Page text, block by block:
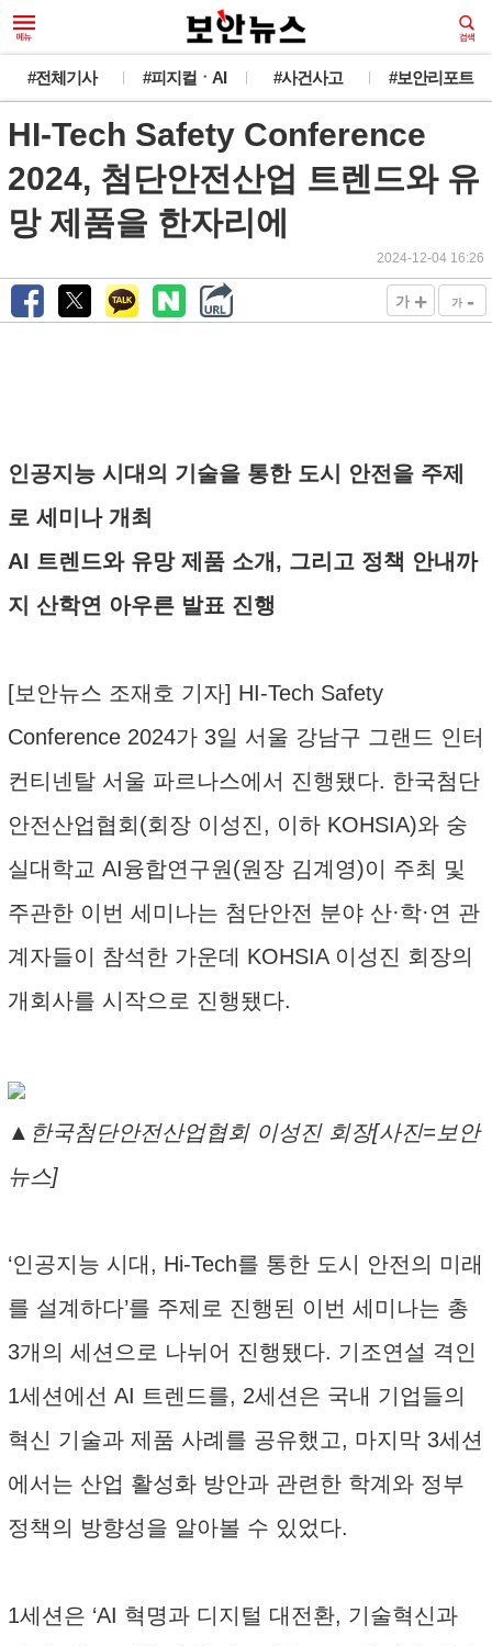
#전체기사 #피지컬ㆍAI #사건사고 #보안리포트
HI-Tech Safety Conference
2024, 첨단안전산업 트렌드와 유
망 제품을 한자리에
2024-12-04 16:26
가 + 가 -
인공지능 시대의 기술을 통한 도시 안전을 주제
로 세미나 개최
AI 트렌드와 유망 제품 소개, 그리고 정책 안내까
지 산학연 아우른 발표 진행
[보안뉴스 조재호 기자] HI-Tech Safety
Conference 2024가 3일 서울 강남구 그랜드 인터
컨티넨탈 서울 파르나스에서 진행됐다. 한국첨단
안전산업협회(회장 이성진, 이하 KOHSIA)와 숭
실대학교 AI융합연구원(원장 김계영)이 주최 및
주관한 이번 세미나는 첨단안전 분야 산·학·연 관
계자들이 참석한 가운데 KOHSIA 이성진 회장의
개회사를 시작으로 진행됐다.
▲한국첨단안전산업협회 이성진 회장[사진=보안
뉴스]
‘인공지능 시대, Hi-Tech를 통한 도시 안전의 미래
를 설계하다’를 주제로 진행된 이번 세미나는 총
3개의 세션으로 나뉘어 진행됐다. 기조연설 격인
1세션에선 AI 트렌드를, 2세션은 국내 기업들의
혁신 기술과 제품 사례를 공유했고, 마지막 3세션
에서는 산업 활성화 방안과 관련한 학계와 정부
정책의 방향성을 알아볼 수 있었다.
1세션은 ‘AI 혁명과 디지털 대전환, 기술혁신과